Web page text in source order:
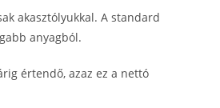
akasztólyukkal. A standard
anyagból.
értendő, azaz ez a nettó